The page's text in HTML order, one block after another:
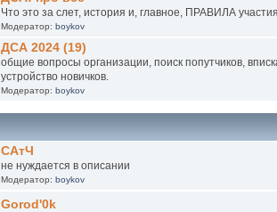
Что это за слет, история и, главное, ПРАВИЛА
Модератор: boykov
ДСА 2024 (19)
общие вопросы организации, поиск попутчиков,
устройство новичков.
Модератор: boykov
САтЧ
не нуждается в описании
Модератор: boykov
Gorod'0k